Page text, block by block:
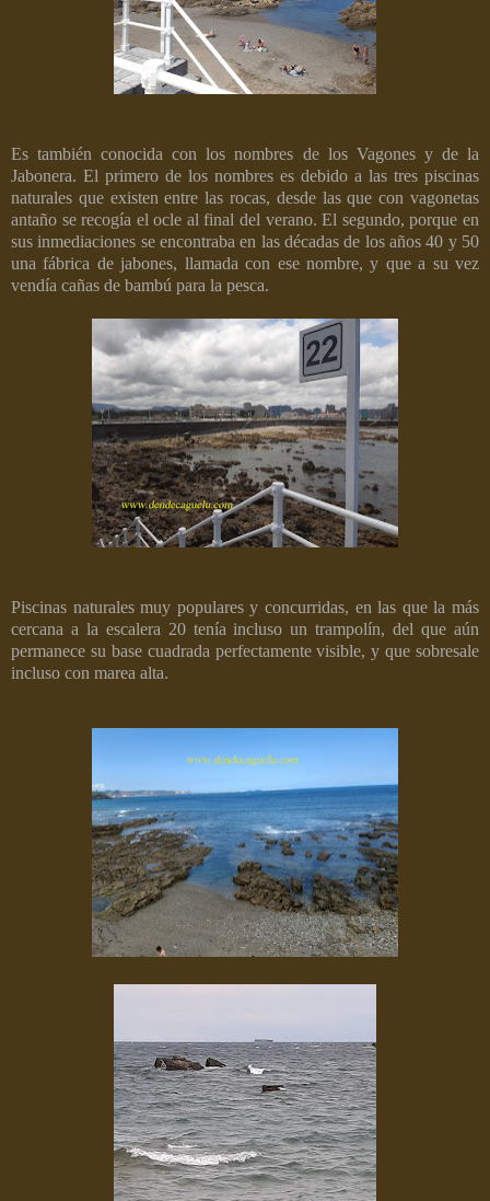
Es también conocida con los nombres de los Vagones y de la
Jabonera. El primero de los nombres es debido a las tres piscinas
naturales que existen entre las rocas, desde las que con vagonetas
antaño se recogía el ocle al final del verano. El segundo, porque en
sus inmediaciones se encontraba en las décadas de los años 40 y 50
una fábrica de jabones, llamada con ese nombre, y que a su vez
vendía cañas de bambú para la pesca.
Piscinas naturales muy populares y concurridas, en las que la más
cercana a la escalera 20 tenía incluso un trampolín, del que aún
permanece su base cuadrada perfectamente visible, y que sobresale
incluso con marea alta.